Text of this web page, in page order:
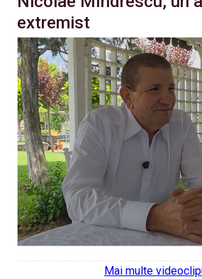
extremist
Mai multe